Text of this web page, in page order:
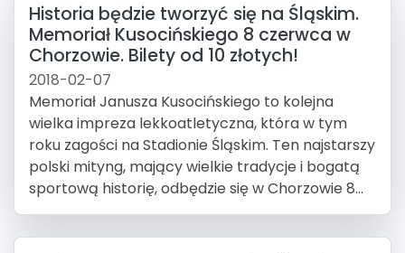
Historia będzie tworzyć się na Śląskim.
Memoriał Kusocińskiego 8 czerwca w
Chorzowie. Bilety od 10 złotych!
2018-02-07
Memoriał Janusza Kusocińskiego to kolejna
wielka impreza lekkoatletyczna, która w tym
roku zagości na Stadionie Śląskim. Ten najstarszy
polski mityng, mający wielkie tradycje i bogatą
sportową historię, odbędzie się w Chorzowie 8...